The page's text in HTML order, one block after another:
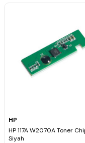
HP
HP 117A W2070A Toner
Siyah